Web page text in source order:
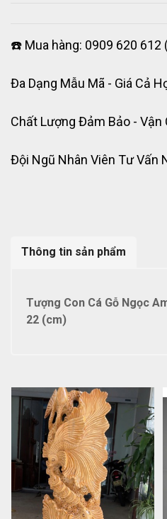
☎️ Mua hàng: 0909 620 612
Đa Dạng Mẫu Mã - Giá Cả
Chất Lượng Đảm Bảo - Vận
Đội Ngũ Nhân Viên Tư Vấn
Thông tin sản phẩm
Tượng Con Cá Gỗ Ngọc
22 (cm)